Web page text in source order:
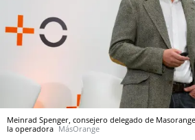
Meinrad Spenger, consejero delegado de
la operadora MásOrange